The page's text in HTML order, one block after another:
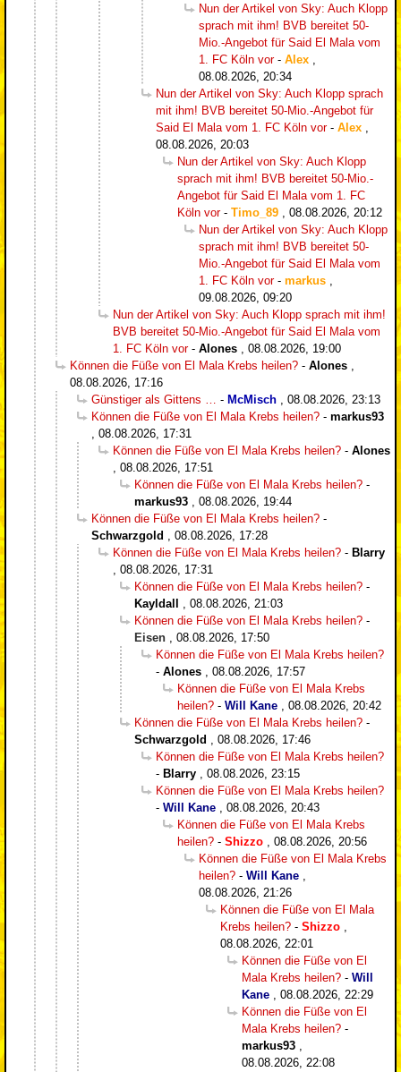
Nun der Artikel von Sky: Auch Klopp
sprach mit ihm! BVB bereitet 50-
Mio.-Angebot für Said El Mala vom
1. FC Köln vor- Alex ,
08.08.2026, 20:34
Nun der Artikel von Sky: Auch Klopp sprach
mit ihm! BVB bereitet 50-Mio.-Angebot für
Said El Mala vom 1. FC Köln vor- Alex ,
08.08.2026, 20:03
Nun der Artikel von Sky: Auch Klopp
sprach mit ihm! BVB bereitet 50-Mio.-
Angebot für Said El Mala vom 1. FC
Köln vor- Timo_89 , 08.08.2026, 20:12
Nun der Artikel von Sky: Auch Klopp
sprach mit ihm! BVB bereitet 50-
Mio.-Angebot für Said El Mala vom
1. FC Köln vor- markus ,
09.08.2026, 09:20
Nun der Artikel von Sky: Auch Klopp sprach mit ihm!
BVB bereitet 50-Mio.-Angebot für Said El Mala vom
1. FC Köln vor- Alones , 08.08.2026, 19:00
Können die Füße von El Mala Krebs heilen? - Alones ,
08.08.2026, 17:16
Günstiger als Gittens … - McMisch , 08.08.2026, 23:13
Können die Füße von El Mala Krebs heilen? - markus93
, 08.08.2026, 17:31
Können die Füße von El Mala Krebs heilen? - Alones
, 08.08.2026, 17:51
Können die Füße von El Mala Krebs heilen? -
markus93 , 08.08.2026, 19:44
Können die Füße von El Mala Krebs heilen? -
Schwarzgold , 08.08.2026, 17:28
Können die Füße von El Mala Krebs heilen? - Blarry
, 08.08.2026, 17:31
Können die Füße von El Mala Krebs heilen? -
Kayldall
, 08.08.2026, 21:03
Können die Füße von El Mala Krebs heilen? -
Eisen , 08.08.2026, 17:50
Können die Füße von El Mala Krebs heilen?
- Alones , 08.08.2026, 17:57
Können die Füße von El Mala Krebs
heilen? - Will Kane , 08.08.2026, 20:42
Können die Füße von El Mala Krebs heilen? -
Schwarzgold , 08.08.2026, 17:46
Können die Füße von El Mala Krebs heilen?
- Blarry , 08.08.2026, 23:15
Können die Füße von El Mala Krebs heilen?
- Will Kane , 08.08.2026, 20:43
Können die Füße von El Mala Krebs
heilen? - Shizzo , 08.08.2026, 20:56
Können die Füße von El Mala Krebs
heilen? - Will Kane ,
08.08.2026, 21:26
Können die Füße von El Mala
Krebs heilen? - Shizzo ,
08.08.2026, 22:01
Können die Füße von El
Mala Krebs heilen? - Will
Kane , 08.08.2026, 22:29
Können die Füße von El
Mala Krebs heilen? -
markus93 ,
08.08.2026, 22:08